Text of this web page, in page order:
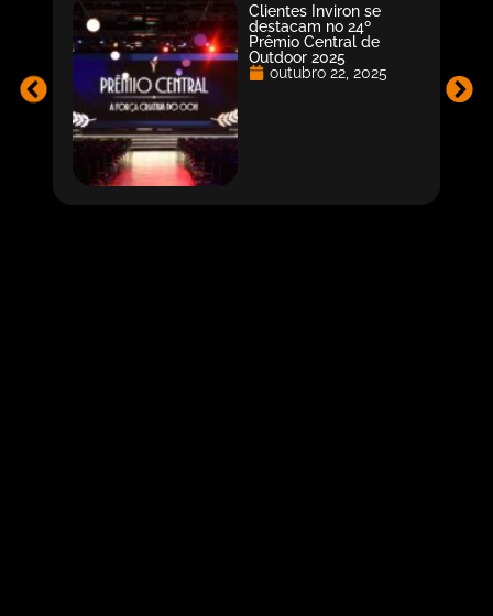
Clientes Inviron se
destacam no 24º
Prêmio Central de
Outdoor 2025
outubro 22, 2025